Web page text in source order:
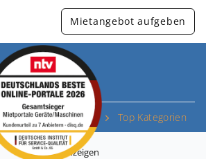
Mietangebot aufgeben
Top Kategorien
Anzeigen